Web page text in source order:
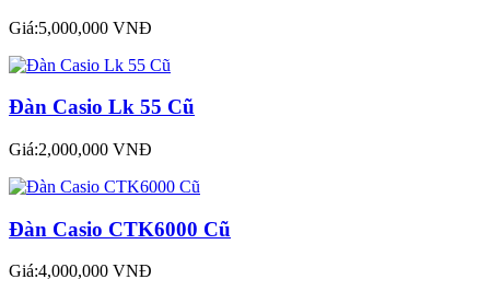
Giá:5,000,000 VNĐ
Đàn Casio Lk 55 Cũ
Giá:2,000,000 VNĐ
Đàn Casio CTK6000 Cũ
Giá:4,000,000 VNĐ